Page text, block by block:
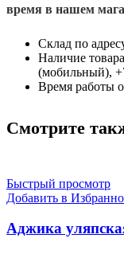
время в нашем
Склад по
Наличие
(мобильный),
Время работы
Смотрите
Быстрый просмотр
Добавить в
Аджика